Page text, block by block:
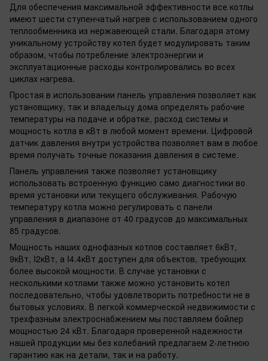
Для обеспечения максимальной эффективности все котлы
имеют шести ступенчатый нагрев с использованием одного
теплообменника из нержавеющей стали. Благодаря этому
уникальному устройству котел будет модулировать таким
образом, чтобы потребление электроэнергии и
эксплуатационные расходы контролировались во всех
циклах нагрева.
Простая в использовании панель управления позволяет как
установщику, так и владельцу дома определять рабочие
температуры на подаче и обратке, расход системы и
мощность котла в кВт в любой момент времени. Цифровой
датчик давления внутри устройства позволяет вам в любое
время получать точные показания давления в системе.
Панель управления также позволяет установщику
использовать встроенную функцию само диагностики во
время установки или текущего обслуживания. Рабочую
температуру котла можно регулировать с панели
управления в диапазоне от 40 градусов до максимальных
85 градусов.
Мощность наших однофазных котлов составляет 6кВт,
9кВт, I2кВт, а I4.4кВт доступен для объектов, требующих
более высокой мощности. В случае установки с
несколькими котлами также можно установить котел
последовательно, чтобы удовлетворить потребности не в
бытовых условиях. В легкой коммерческой недвижимости с
трехфазным электроснабжением мы поставляем бойлер
мощностью 24 кВт. Благодаря проверенной надежности
нашей продукции мы без колебаний предлагаем 2-летнюю
гарантию как на детали, так и на работу.